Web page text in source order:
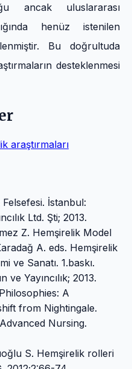
ancak uluslararası
henüz istenilen
Bu doğrultuda
desteklenmesi
araştırmaları
İstanbul:
Ltd. Şti; 2013.
Z. Hemşirelik Model
A. eds. Hemşirelik
ve Sanatı. 1.baskı.
ve Yayıncılık; 2013.
A
from Nightingale.
Nursing.
S. Hemşirelik rolleri